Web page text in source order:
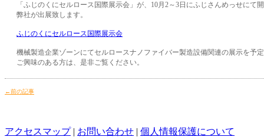
「ふじのくにセルロース国際展示会」が、10月2～3日にふじさんめっせにて
弊社が出展致します。
ふじのくにセルロース国際展示会
機械製造企業ゾーンにてセルロースナノファイバー製造設備関連の展示を予
ご興味のある方は、是非ご覧ください。
←前の記事
アクセスマップ| お問い合わせ | 個人情報保護について